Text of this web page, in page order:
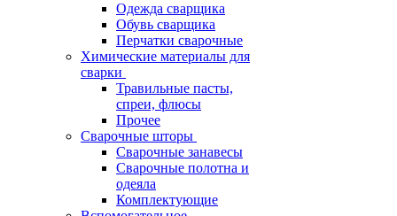
Одежда сварщика
Обувь сварщика
Перчатки сварочные
Химические материалы для
сварки
Травильные пасты,
спреи, флюсы
Прочее
Сварочные шторы
Сварочные занавесы
Сварочные полотна и
одеяла
Комплектующие